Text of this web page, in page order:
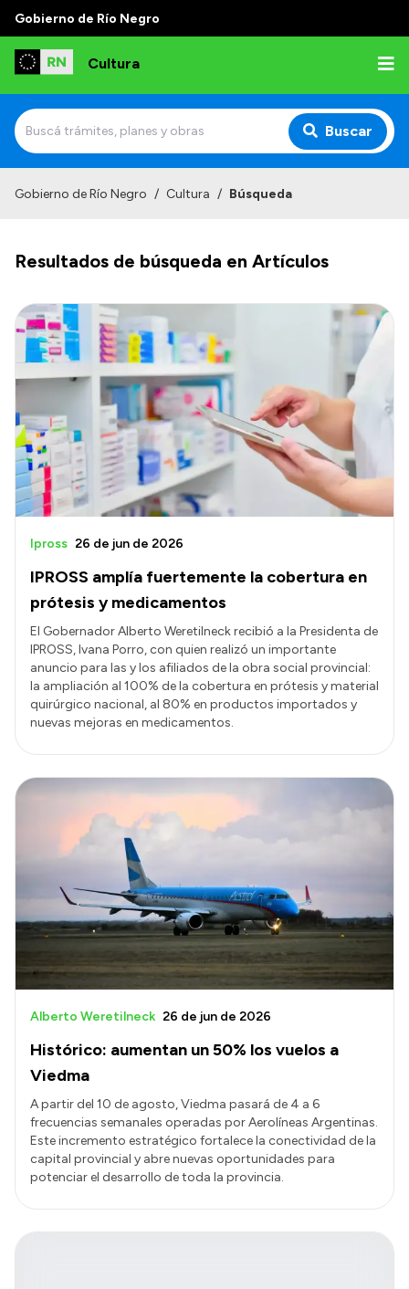
Gobierno de Río Negro
Cultura
Buscar
Funciones
Autoridades
Delegaciones
Normativa
Transparencia
Presupuesto
Boletín Oficial
Compras y licitaciones
Consulta de pago a proveedores
Convocatorias
Intranet
Login
Gobierno de Río Negro / Cultura / Búsqueda
Resultados de búsqueda en Artículos
IPROSS amplía fuertemente la cobertura en
prótesis y medicamentos
Ipross 26 de jun de 2026
El Gobernador Alberto Weretilneck recibió a la Presidenta de
IPROSS, Ivana Porro, con quien realizó un importante
anuncio para las y los afiliados de la obra social provincial:
la ampliación al 100% de la cobertura en prótesis y material
quirúrgico nacional, al 80% en productos importados y
nuevas mejoras en medicamentos.
Histórico: aumentan un 50% los vuelos a
Viedma
Alberto Weretilneck 26 de jun de 2026
A partir del 10 de agosto, Viedma pasará de 4 a 6
frecuencias semanales operadas por Aerolíneas Argentinas.
Este incremento estratégico fortalece la conectividad de la
capital provincial y abre nuevas oportunidades para
potenciar el desarrollo de toda la provincia.